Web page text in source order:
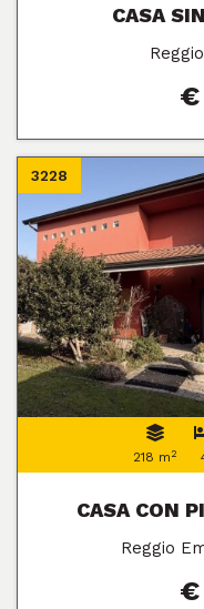
CASA
€
3228
218 m 2
CASA CON
Reggio
€